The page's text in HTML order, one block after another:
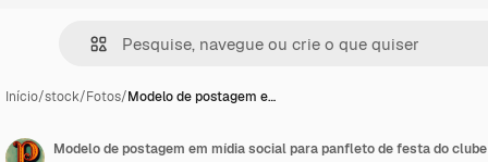
Início/stock/Fotos/Modelo de postagem e…
Modelo de postagem em mídia social para panfleto de festa do clube